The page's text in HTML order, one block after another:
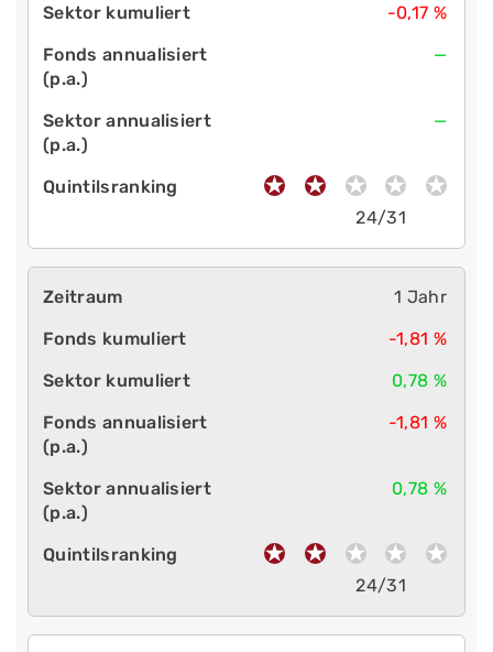
-0,17 %
—
—
24/31
1 Jahr
-1,81 %
0,78 %
-1,81 %
0,78 %
24/31